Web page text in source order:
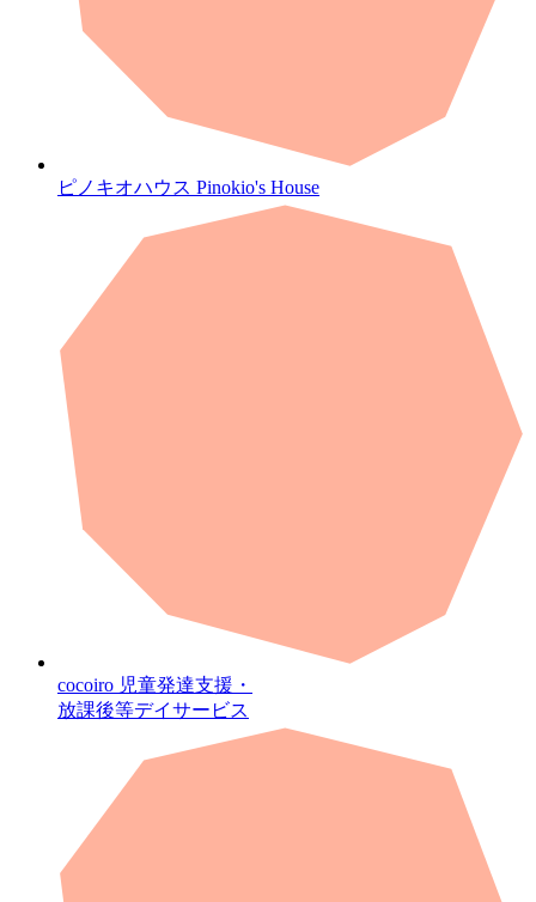
ピノキオハウス Pinokio's House
cocoiro 児童発達支援・
放課後等デイサービス